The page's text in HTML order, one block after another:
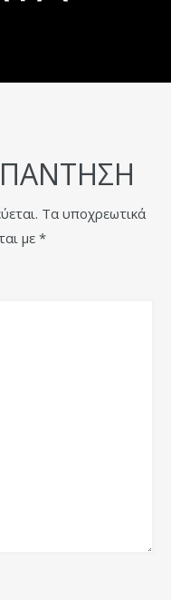
Τα υποχρεωτικά
με *